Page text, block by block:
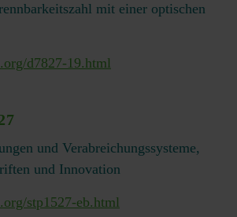
mit einer optischen
d7827-19.html
und Verabreichungssysteme,
und Innovation
stp1527-eb.html